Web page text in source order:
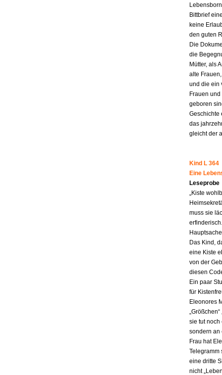
Bittbrief
keine
den guten
Die
die
Mütter, als
alte
und die ein
Frauen
geboren
Geschichte
das
gleicht der
Kind L 364
Eine
Leseprobe
„Kiste
muss sie
Das Kind,
eine Kiste
von der
diesen
Ein paar
für
Eleonores
sie tut noch
sondern an
Frau hat
Telegramm
eine dritte
nicht